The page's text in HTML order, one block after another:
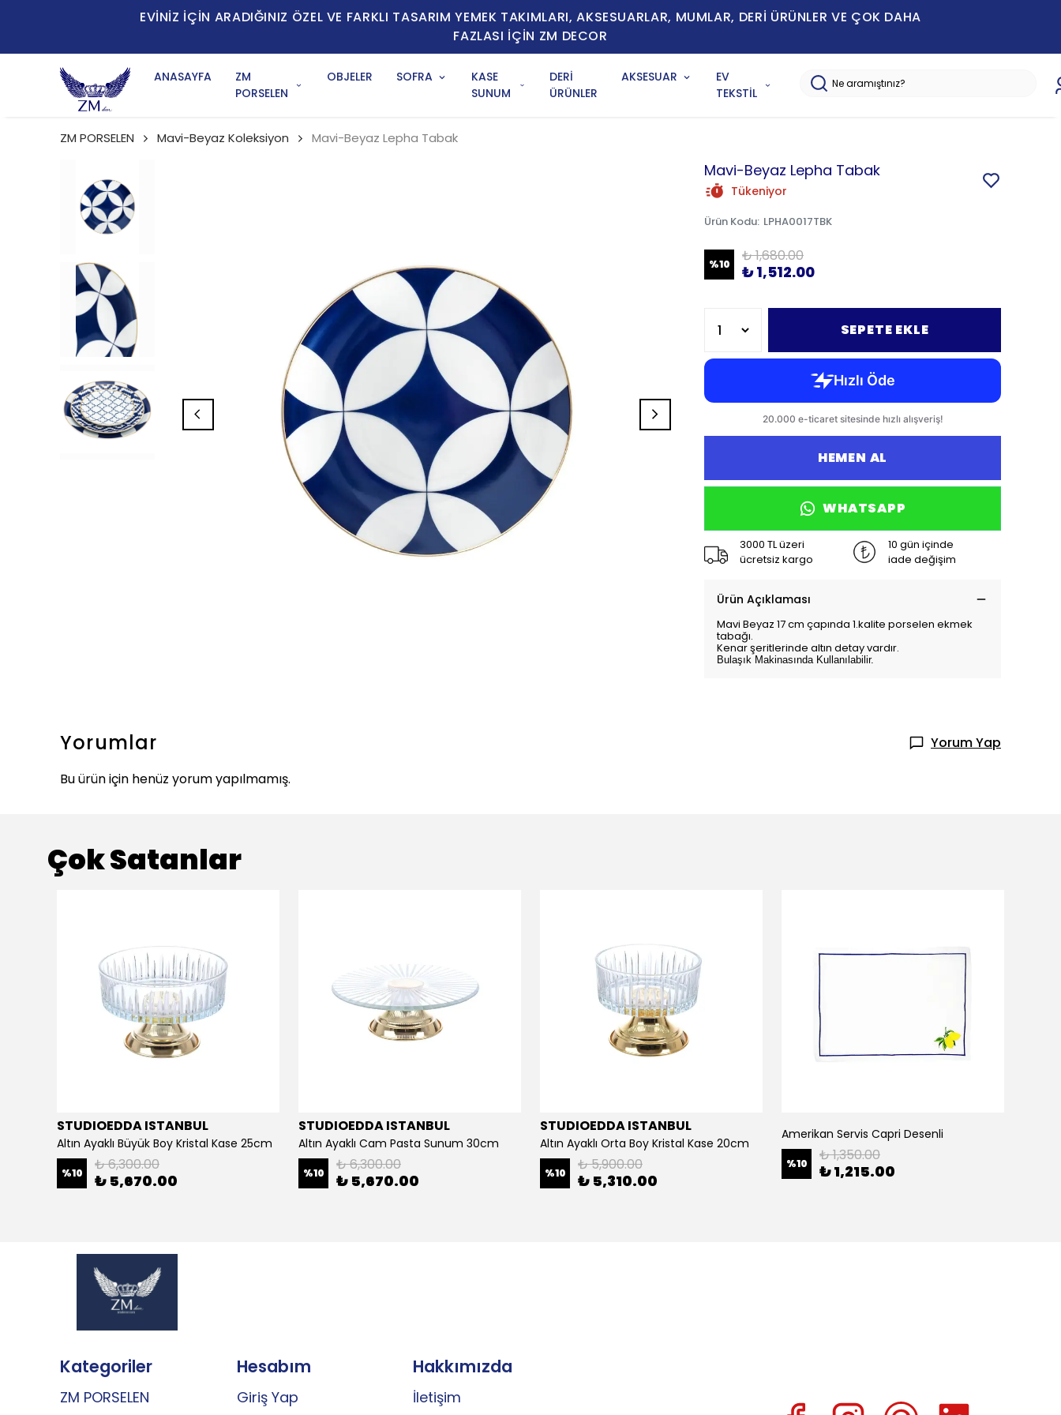
EVİNİZ İÇİN ARADIĞINIZ ÖZEL VE FARKLI TASARIM YEMEK TAKIMLARI, AKSESUARLAR, MUMLAR, DERİ ÜRÜNLER VE ÇOK DAHA
FAZLASI İÇİN ZM DECOR
ANASAYFA
ZM
PORSELEN
OBJELER SOFRA
KASE
SUNUM
DERİ
ÜRÜNLER
AKSESUAR
EV
TEKSTİL
ZM PORSELEN Mavi-Beyaz Koleksiyon Mavi-Beyaz Lepha Tabak
Mavi-Beyaz Lepha Tabak
Tükeniyor
Ürün Kodu: LPHA0017TBK
%10 ₺ 1,680.00
₺ 1,512.00
SEPETE EKLE
HEMEN AL
WHATSAPP
3000 TL üzeri
ücretsiz kargo
10 gün içinde
iade değişim
Ürün Açıklaması
Mavi Beyaz 17 cm çapında 1.kalite porselen ekmek
tabağı.
Kenar şeritlerinde altın detay vardır.
Bulaşık Makinasında Kullanılabilir.
Yorumlar
Yorum Yap
Bu ürün için henüz yorum yapılmamış.
Çok Satanlar
STUDIOEDDA ISTANBUL
Altın Ayaklı Büyük Boy Kristal Kase 25cm
%10 ₺ 6,300.00
₺ 5,670.00
STUDIOEDDA ISTANBUL
Altın Ayaklı Cam Pasta Sunum 30cm
%10 ₺ 6,300.00
₺ 5,670.00
STUDIOEDDA ISTANBUL
Altın Ayaklı Orta Boy Kristal Kase 20cm
%10 ₺ 5,900.00
₺ 5,310.00
Amerikan Servis Capri Desenli
%10 ₺ 1,350.00
₺ 1,215.00
Kategoriler
ZM PORSELEN
Hesabım
Giriş Yap
Hakkımızda
İletişim